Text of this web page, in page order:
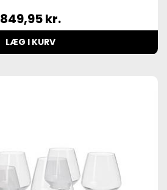
849,95kr.
LÆG I KURV